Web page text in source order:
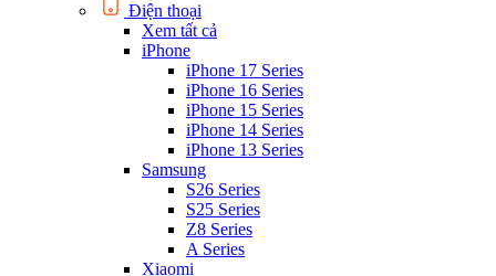
Điện thoại
Xem tất cả
iPhone
iPhone 17 Series
iPhone 16 Series
iPhone 15 Series
iPhone 14 Series
iPhone 13 Series
Samsung
S26 Series
S25 Series
Z8 Series
A Series
Xiaomi